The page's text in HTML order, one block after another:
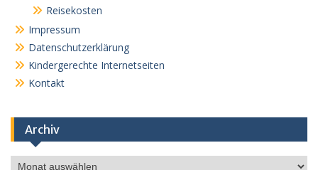
Reisekosten
Impressum
Datenschutzerklärung
Kindergerechte Internetseiten
Kontakt
Archiv
Archiv